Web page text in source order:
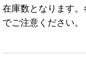
在庫数となります
でご注意ください。